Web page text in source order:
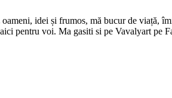
idei și frumos, mă bucur de viață,
pentru voi. Ma gasiti si pe Vavalyart pe